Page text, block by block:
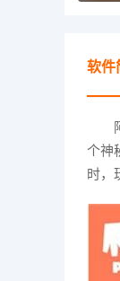
软件
个神
时，